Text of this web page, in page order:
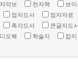
악보 전자책
보
점자도서
점자자료
촉각도서
큰글자도
오북 학술지 잡지